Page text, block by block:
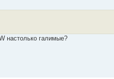
настолько галимые?